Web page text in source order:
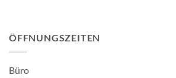
ÖFFNUNGSZEITEN
Büro